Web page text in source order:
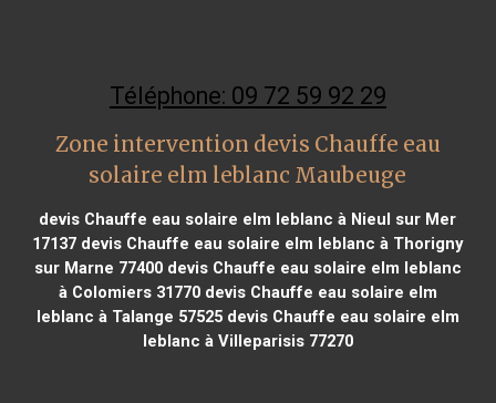
Téléphone: 09 72 59 92 29
Zone intervention devis Chauffe eau
solaire elm leblanc Maubeuge
devis Chauffe eau solaire elm leblanc à Nieul sur Mer
17137 devis Chauffe eau solaire elm leblanc à Thorigny
sur Marne 77400devis Chauffe eau solaire elm leblanc
à Colomiers 31770devis Chauffe eau solaire elm
leblanc à Talange 57525devis Chauffe eau solaire elm
leblanc à Villeparisis 77270